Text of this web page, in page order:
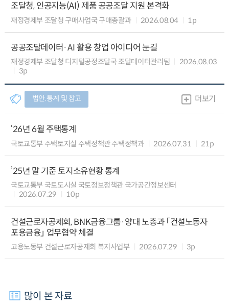
조달청, 인공지능(AI) 제품 공공조달 지원 본격화
재정경제부 조달청 구매사업국 구매총괄과 2026.08.04 1p
공공조달데이터·AI 활용 창업 아이디어 눈길
재정경제부 조달청 디지털공정조달국 조달데이터관리팀
2026.08.03
3p
법안.통계 및 참고 더보기
‘26년 6월 주택통계
국토교통부 주택토지실 주택정책관 주택정책과 2026.07.31 21p
’25년 말 기준 토지소유현황 통계
국토교통부 국토도시실 국토정보정책관 국가공간정보센터
2026.07.29
10p
건설근로자공제회, BNK금융그룹·양대 노총과 「건설노동자
포용금융」 업무협약 체결
고용노동부 건설근로자공제회 복지사업부 2026.07.29 3p
많이 본 자료